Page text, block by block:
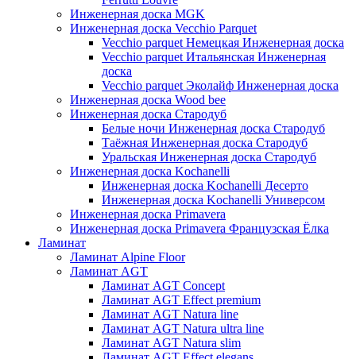
Инженерная доска MGK
Инженерная доска Vecchio Parquet
Vecchio parquet Немецкая Инженерная доска
Vecchio parquet Итальянская Инженерная
доска
Vecchio parquet Эколайф Инженерная доска
Инженерная доска Wood bee
Инженерная доска Стародуб
Белые ночи Инженерная доска Стародуб
Таёжная Инженерная доска Стародуб
Уральская Инженерная доска Стародуб
Инженерная доска Kochanelli
Инженерная доска Kochanelli Десерто
Инженерная доска Kochanelli Универсом
Инженерная доска Primavera
Инженерная доска Primavera Французская Ёлка
Ламинат
Ламинат Alpine Floor
Ламинат AGT
Ламинат AGT Concept
Ламинат AGT Effect premium
Ламинат AGT Natura line
Ламинат AGT Natura ultra line
Ламинат AGT Natura slim